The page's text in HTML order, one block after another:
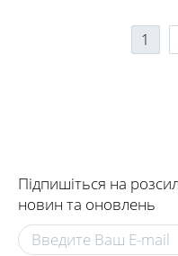
1
Підпишіться на
новин та оновлень